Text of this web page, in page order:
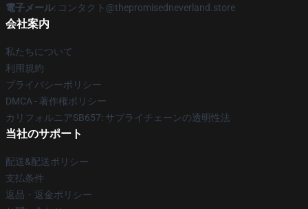
電子メール: コンタクト@thepromisedneverland.store
会社案内
私たちについて
利用規約
プライバシーポリシー
DMCA - 著作権ポリシー
カリフォルニアSB657: サプライチェーンの透明性法
当社のサポート
配送&配送ポリシー
支払条件
返品・返金ポリシー